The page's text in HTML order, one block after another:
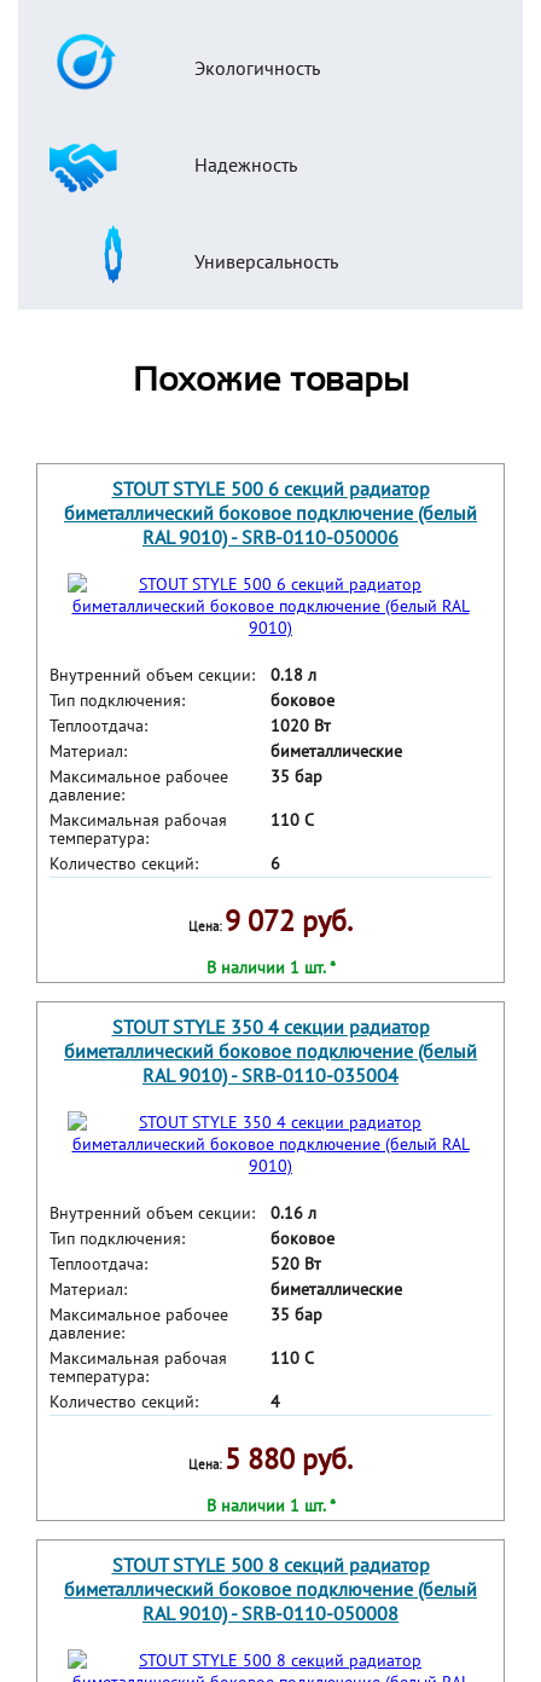
Экологичность
Надежность
Универсальность
Похожие товары
STOUT STYLE 500 6 секций радиатор
биметаллический боковое подключение (белый
RAL 9010) - SRB-0110-050006
Внутренний объем секции:
0.18 л
Тип подключения:
боковое
Теплоотдача:
1020 Вт
Материал:
биметаллические
Максимальное рабочее
давление:
35 бар
Максимальная рабочая
температура:
110 С
Количество секций:
6
Цена: 9 072 руб.
В наличии 1 шт. *
STOUT STYLE 350 4 секции радиатор
биметаллический боковое подключение (белый
RAL 9010) - SRB-0110-035004
Внутренний объем секции:
0.16 л
Тип подключения:
боковое
Теплоотдача:
520 Вт
Материал:
биметаллические
Максимальное рабочее
давление:
35 бар
Максимальная рабочая
температура:
110 С
Количество секций:
4
Цена: 5 880 руб.
В наличии 1 шт. *
STOUT STYLE 500 8 секций радиатор
биметаллический боковое подключение (белый
RAL 9010) - SRB-0110-050008